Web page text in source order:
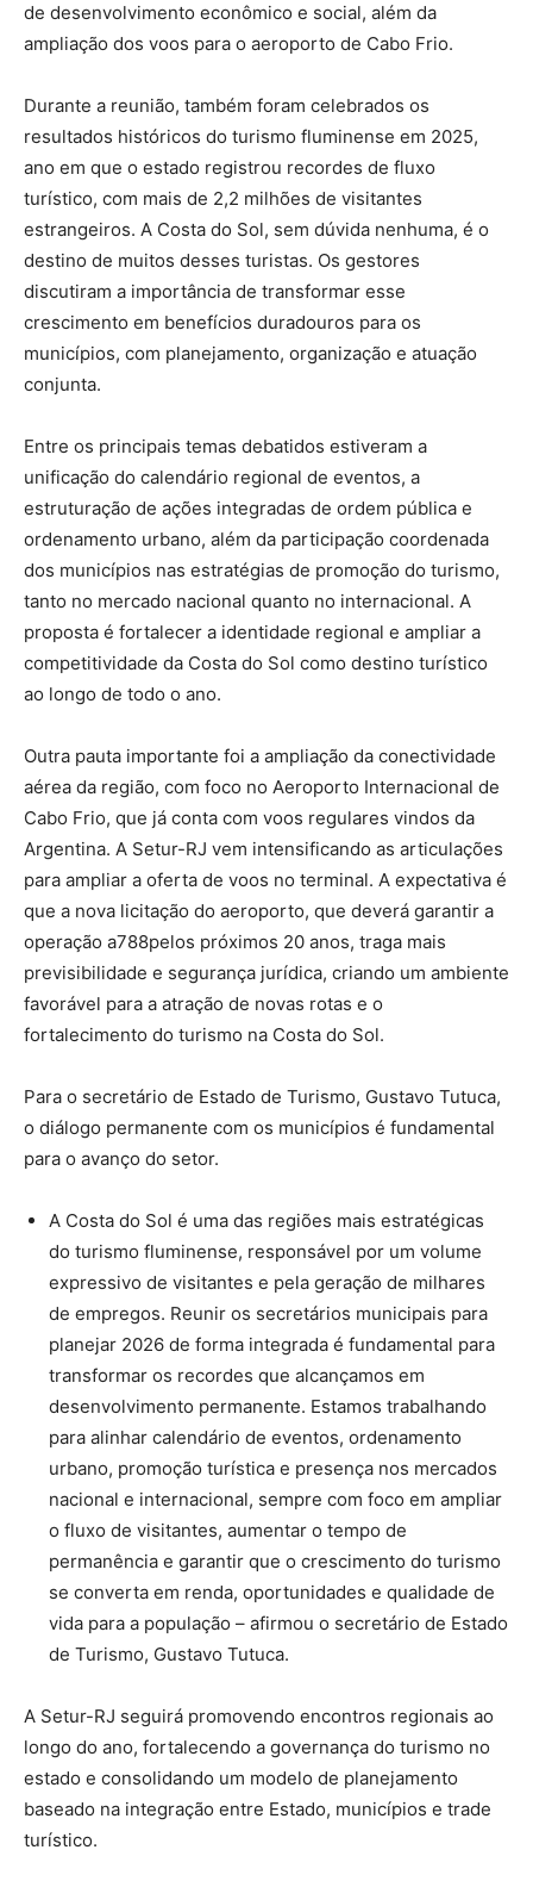
de desenvolvimento econômico e social, além da
ampliação dos voos para o aeroporto de Cabo Frio.
Durante a reunião, também foram celebrados os
resultados históricos do turismo fluminense em 2025,
ano em que o estado registrou recordes de fluxo
turístico, com mais de 2,2 milhões de visitantes
estrangeiros. A Costa do Sol, sem dúvida nenhuma, é o
destino de muitos desses turistas. Os gestores
discutiram a importância de transformar esse
crescimento em benefícios duradouros para os
municípios, com planejamento, organização e atuação
conjunta.
Entre os principais temas debatidos estiveram a
unificação do calendário regional de eventos, a
estruturação de ações integradas de ordem pública e
ordenamento urbano, além da participação coordenada
dos municípios nas estratégias de promoção do turismo,
tanto no mercado nacional quanto no internacional. A
proposta é fortalecer a identidade regional e ampliar a
competitividade da Costa do Sol como destino turístico
ao longo de todo o ano.
Outra pauta importante foi a ampliação da conectividade
aérea da região, com foco no Aeroporto Internacional de
Cabo Frio, que já conta com voos regulares vindos da
Argentina. A Setur-RJ vem intensificando as articulações
para ampliar a oferta de voos no terminal. A expectativa é
que a nova licitação do aeroporto, que deverá garantir a
operação a788pelos próximos 20 anos, traga mais
previsibilidade e segurança jurídica, criando um ambiente
favorável para a atração de novas rotas e o
fortalecimento do turismo na Costa do Sol.
Para o secretário de Estado de Turismo, Gustavo Tutuca,
o diálogo permanente com os municípios é fundamental
para o avanço do setor.
A Costa do Sol é uma das regiões mais estratégicas
do turismo fluminense, responsável por um volume
expressivo de visitantes e pela geração de milhares
de empregos. Reunir os secretários municipais para
planejar 2026 de forma integrada é fundamental para
transformar os recordes que alcançamos em
desenvolvimento permanente. Estamos trabalhando
para alinhar calendário de eventos, ordenamento
urbano, promoção turística e presença nos mercados
nacional e internacional, sempre com foco em ampliar
o fluxo de visitantes, aumentar o tempo de
permanência e garantir que o crescimento do turismo
se converta em renda, oportunidades e qualidade de
vida para a população – afirmou o secretário de Estado
de Turismo, Gustavo Tutuca.
A Setur-RJ seguirá promovendo encontros regionais ao
longo do ano, fortalecendo a governança do turismo no
estado e consolidando um modelo de planejamento
baseado na integração entre Estado, municípios e trade
turístico.